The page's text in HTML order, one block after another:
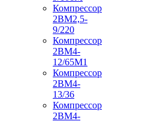
Компрессор
2ВМ2,5-
9/220
Компрессор
2ВМ4-
12/65М1
Компрессор
2ВМ4-
13/36
Компрессор
2ВМ4-